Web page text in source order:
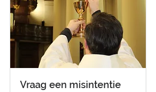
Vraag een misintentie